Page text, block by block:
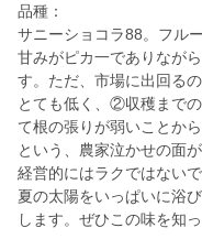
品種：
サニーショコラ88。フル
甘みがピカ一でありなが
す。ただ、市場に出回る
とても低く、②収穫まで
て根の張りが弱いことか
という、農家泣かせの面
経営的にはラクではない
夏の太陽をいっぱいに浴
します。ぜひこの味を知